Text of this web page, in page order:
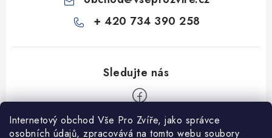
Internetový obchod Vše Pro Zvíře, jako správce
osobních údajů, zpracovává na tomto webu soubory
+ 420 734 390 258